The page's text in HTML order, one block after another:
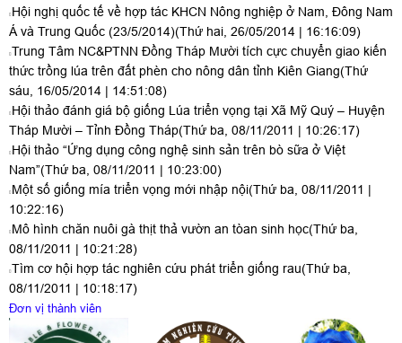
Hội nghị quốc tế về hợp tác KHCN Nông nghiệp ở Nam, Đông Nam
Á và Trung Quốc (23/5/2014)(Thứ hai, 26/05/2014 | 16:16:09)
Trung Tâm NC&PTNN Đồng Tháp Mười tích cực chuyển giao kiến
thức trồng lúa trên đất phèn cho nông dân tỉnh Kiên Giang(Thứ
sáu, 16/05/2014 | 14:51:08)
Hội thảo đánh giá bộ giống Lúa triển vọng tại Xã Mỹ Quý – Huyện
Tháp Mười – Tỉnh Đồng Tháp(Thứ ba, 08/11/2011 | 10:26:17)
Hội thảo “Ứng dụng công nghệ sinh sản trên bò sữa ở Việt
Nam”(Thứ ba, 08/11/2011 | 10:23:00)
Một số giống mía triển vọng mới nhập nội(Thứ ba, 08/11/2011 |
10:22:16)
Mô hình chăn nuôi gà thịt thả vườn an tòan sinh học(Thứ ba,
08/11/2011 | 10:21:28)
Tìm cơ hội hợp tác nghiên cứu phát triển giống rau(Thứ ba,
08/11/2011 | 10:18:17)
Đơn vị thành viên